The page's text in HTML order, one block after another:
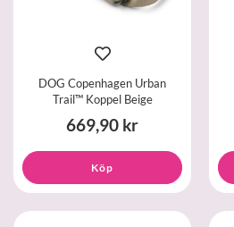
DOG Copenhagen Urban
Trail™ Koppel Beige
669,90 kr
Köp